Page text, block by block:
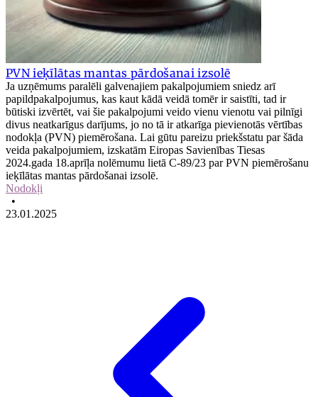
PVN ieķīlātas mantas pārdošanai izsolē
Ja uzņēmums paralēli galvenajiem pakalpojumiem sniedz arī
papildpakalpojumus, kas kaut kādā veidā tomēr ir saistīti, tad ir
būtiski izvērtēt, vai šie pakalpojumi veido vienu vienotu vai pilnīgi
divus neatkarīgus darījums, jo no tā ir atkarīga pievienotās vērtības
nodokļa (PVN) piemērošana. Lai gūtu pareizu priekšstatu par šāda
veida pakalpojumiem, izskatām Eiropas Savienības Tiesas
2024.gada 18.aprīļa nolēmumu lietā C-89/23 par PVN piemērošanu
ieķīlātas mantas pārdošanai izsolē.
Nodokļi
•
23.01.2025